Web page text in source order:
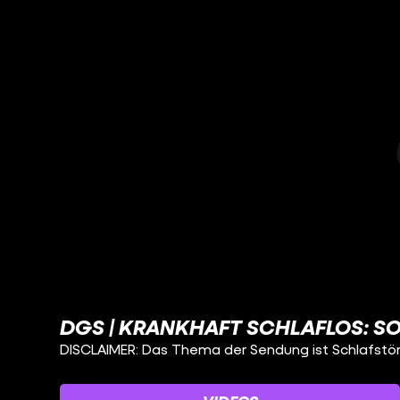
DGS | KRANKHAFT SCHLAFLOS: